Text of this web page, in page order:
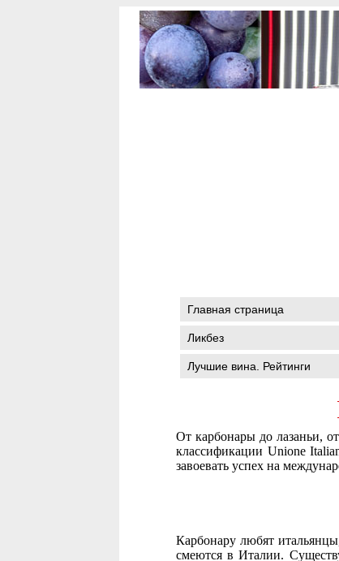
Главная страница
Ликбез
Лучшие вина. Рейтинги
От карбонары до лазаньи,
классификации Unione
завоевать успех на
Карбонару любят
смеются в Италии.